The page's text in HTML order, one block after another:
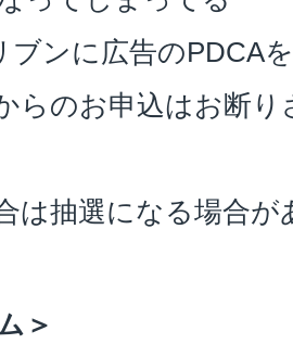
ブンに広告のPDCA
らのお申込はお断
は抽選になる場合が
＞